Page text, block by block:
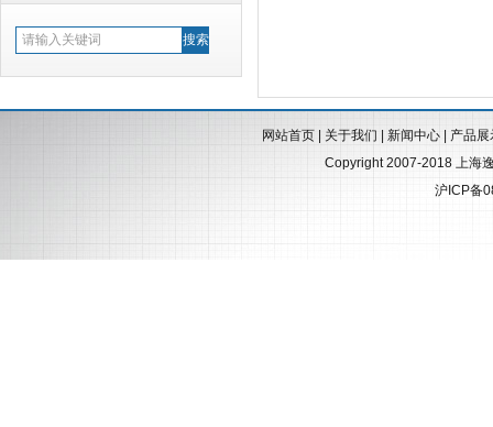
网站首页 关于我们 新闻中心
产品展
Copyright 2007-2018 上海
沪ICP备